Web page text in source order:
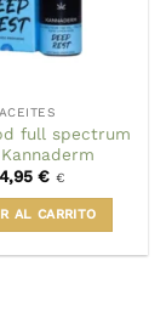
ACEITES
full spectrum
€ €
AL CARRITO